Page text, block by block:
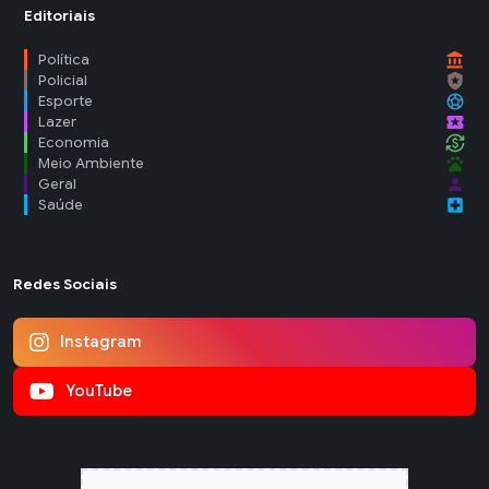
Editoriais
Política account_balance
Policial local_police
Esporte sports_soccer
Lazer local_activity
Economia currency_exchange
Meio Ambiente pets
Geral person
Saúde local_hospital
Redes Sociais
Instagram
YouTube